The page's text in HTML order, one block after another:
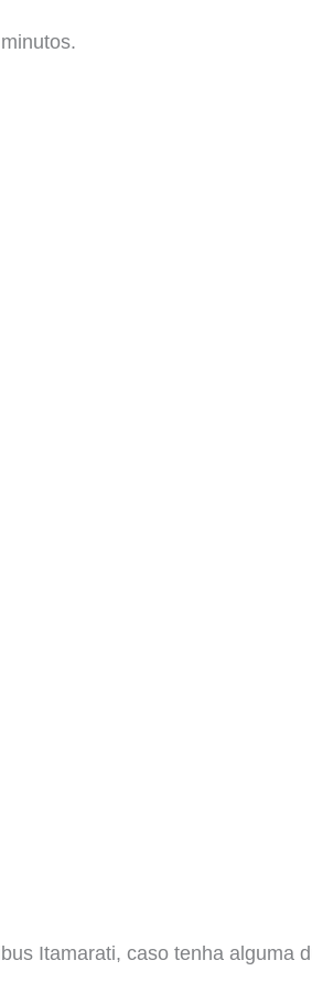
Itamarati, caso tenha alguma